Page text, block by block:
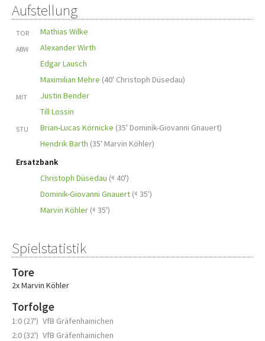
Aufstellung
TOR Mathias Wilke
ABW
Alexander Wirth
Edgar Lausch
Maximilian Mehre (40' Christoph Düsedau)
MIT
Justin Bender
Till Lossin
STU Brian-Lucas Körnicke (35' Dominik-Giovanni Gnauert)
Hendrik Barth (35' Marvin Köhler)
Ersatzbank
Christoph Düsedau ( 40')
Dominik-Giovanni Gnauert ( 35')
Marvin Köhler ( 35')
Spielstatistik
Tore
2x Marvin Köhler
Torfolge
1:0 (27') VfB Gräfenhainichen
2:0 (32') VfB Gräfenhainichen